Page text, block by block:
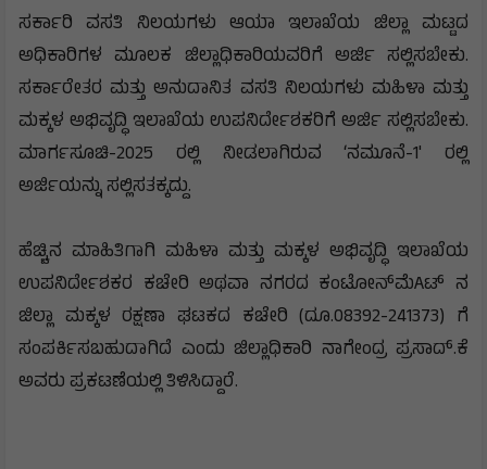
ಸರ್ಕಾರಿ ವಸತಿ ನಿಲಯಗಳು ಆಯಾ ಇಲಾಖೆಯ ಜಿಲ್ಲಾ ಮಟ್ಟದ
ಅಧಿಕಾರಿಗಳ ಮೂಲಕ ಜಿಲ್ಲಾಧಿಕಾರಿಯವರಿಗೆ ಅರ್ಜಿ ಸಲ್ಲಿಸಬೇಕು.
ಸರ್ಕಾರೇತರ ಮತ್ತು ಅನುದಾನಿತ ವಸತಿ ನಿಲಯಗಳು ಮಹಿಳಾ ಮತ್ತು
ಮಕ್ಕಳ ಅಭಿವೃದ್ಧಿ ಇಲಾಖೆಯ ಉಪನಿರ್ದೇಶಕರಿಗೆ ಅರ್ಜಿ ಸಲ್ಲಿಸಬೇಕು.
ಮಾರ್ಗಸೂಚಿ-2025 ರಲ್ಲಿ ನೀಡಲಾಗಿರುವ ‘ನಮೂನೆ-1' ರಲ್ಲಿ
ಅರ್ಜಿಯನ್ನು ಸಲ್ಲಿಸತಕ್ಕದ್ದು.
ಹೆಚ್ಚಿನ ಮಾಹಿತಿಗಾಗಿ ಮಹಿಳಾ ಮತ್ತು ಮಕ್ಕಳ ಅಭಿವೃದ್ಧಿ ಇಲಾಖೆಯ
ಉಪನಿರ್ದೇಶಕರ ಕಚೇರಿ ಅಥವಾ ನಗರದ ಕಂಟೋನ್‌ಮೆAಟ್ ನ
ಜಿಲ್ಲಾ ಮಕ್ಕಳ ರಕ್ಷಣಾ ಘಟಕದ ಕಚೇರಿ (ದೂ.08392-241373) ಗೆ
ಸಂಪರ್ಕಿಸಬಹುದಾಗಿದೆ ಎಂದು ಜಿಲ್ಲಾಧಿಕಾರಿ ನಾಗೇಂದ್ರ ಪ್ರಸಾದ್.ಕೆ
ಅವರು ಪ್ರಕಟಣೆಯಲ್ಲಿ ತಿಳಿಸಿದ್ದಾರೆ.